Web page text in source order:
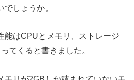
しょうか。
能はCPUとメモリ、ストレージ
てくると書きました。